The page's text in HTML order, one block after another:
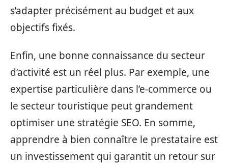
s’adapter précisément au budget et aux
objectifs fixés.
Enfin, une bonne connaissance du secteur
d’activité est un réel plus. Par exemple, une
expertise particulière dans l’e-commerce ou
le secteur touristique peut grandement
optimiser une stratégie SEO. En somme,
apprendre à bien connaître le prestataire est
un investissement qui garantit un retour sur